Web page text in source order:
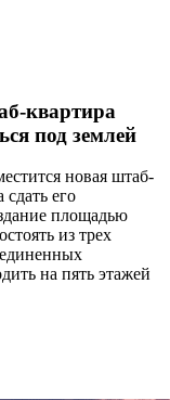
квартира
под землей
новая штаб-
сдать его
площадью
из трех
на пять этажей